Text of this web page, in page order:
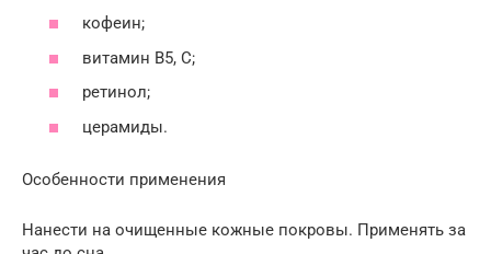
кофеин;
витамин В5, С;
ретинол;
церамиды.
Особенности применения
Нанести на очищенные кожные покровы. Применять за